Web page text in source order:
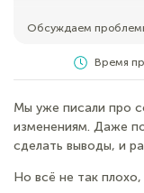
Обсуждаем
Время
Мы уже писали про
изменениям. Даже
сделать выводы, и
Но всё не так